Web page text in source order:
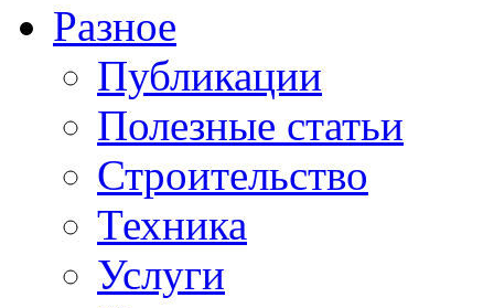
Разное
Публикации
Полезные статьи
Строительство
Техника
Услуги